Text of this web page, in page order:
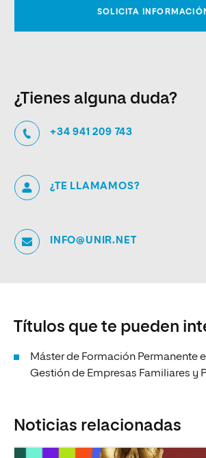
¿Tienes alguna duda?
+34 941 209 743
¿TE LLAMAMOS?
INFO@UNIR.NET
Títulos que te pueden
Máster de Formación Permanente
Gestión de Empresas Familiares y
Noticias relacionadas